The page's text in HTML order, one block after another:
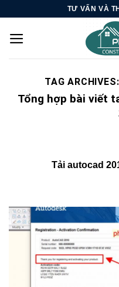
content
TƯ VẤN VÀ
TAG
Tổng hợp bài viết
Tải autocad